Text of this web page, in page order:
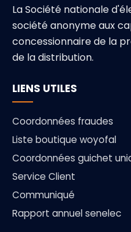
La Société nationale
société anonyme aux
concessionnaire de la
de la distribution.
LIENS UTILES
Coordonnées fraudes
Liste boutique woyofal
Coordonnées guichet
Service Client
Communiqué
Rapport annuel senelec